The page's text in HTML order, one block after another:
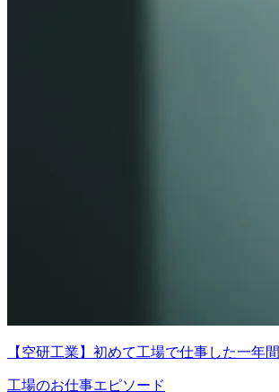
【空研工業】初めて工場で仕事した一年間
工場のお仕事エピソード